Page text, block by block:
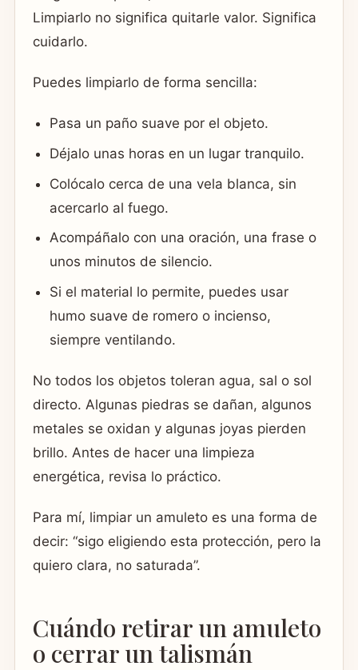
Limpiarlo no significa quitarle valor. Significa
cuidarlo.
Puedes limpiarlo de forma sencilla:
Pasa un paño suave por el objeto.
Déjalo unas horas en un lugar tranquilo.
Colócalo cerca de una vela blanca, sin
acercarlo al fuego.
Acompáñalo con una oración, una frase o
unos minutos de silencio.
Si el material lo permite, puedes usar
humo suave de romero o incienso,
siempre ventilando.
No todos los objetos toleran agua, sal o sol
directo. Algunas piedras se dañan, algunos
metales se oxidan y algunas joyas pierden
brillo. Antes de hacer una limpieza
energética, revisa lo práctico.
Para mí, limpiar un amuleto es una forma de
decir: “sigo eligiendo esta protección, pero la
quiero clara, no saturada”.
Cuándo retirar un amuleto
o cerrar un talismán